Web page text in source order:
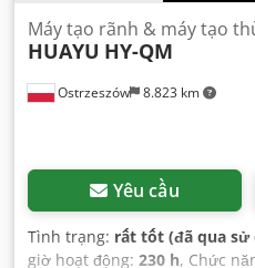
Ostrzeszów 8.823 km
Máy tạo rãnh & máy tạo
HUAYU HY-QM
Yêu cầu
Tình trạng: rất tốt (đã qua sử
giờ hoạt động: 230 h, Chức